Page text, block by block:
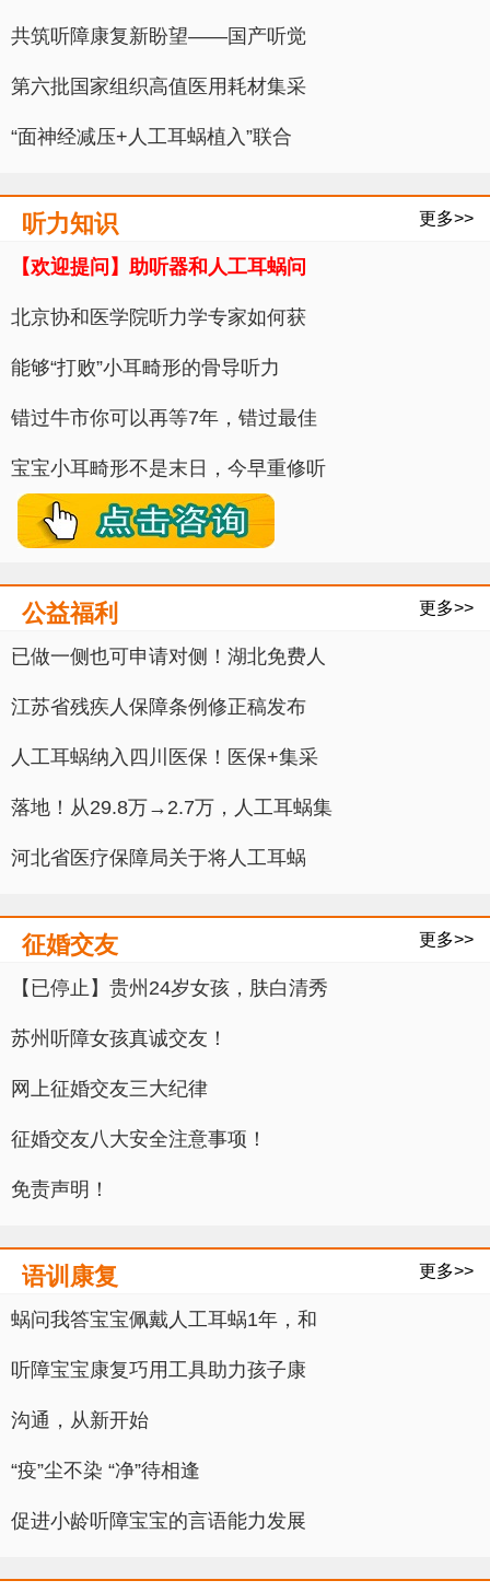
共筑听障康复新盼望——国产听觉
第六批国家组织高值医用耗材集采
“面神经减压+人工耳蜗植入”联合
听力知识 更多>>
【欢迎提问】助听器和人工耳蜗问
北京协和医学院听力学专家如何获
能够“打败”小耳畸形的骨导听力
错过牛市你可以再等7年，错过最佳
宝宝小耳畸形不是末日，今早重修听
公益福利 更多>>
已做一侧也可申请对侧！湖北免费人
江苏省残疾人保障条例修正稿发布
人工耳蜗纳入四川医保！医保+集采
落地！从29.8万→2.7万，人工耳蜗集
河北省医疗保障局关于将人工耳蜗
征婚交友 更多>>
【已停止】贵州24岁女孩，肤白清秀
苏州听障女孩真诚交友！
网上征婚交友三大纪律
征婚交友八大安全注意事项！
免责声明！
语训康复 更多>>
蜗问我答宝宝佩戴人工耳蜗1年，和
听障宝宝康复巧用工具助力孩子康
沟通，从新开始
“疫”尘不染 “净”待相逢
促进小龄听障宝宝的言语能力发展